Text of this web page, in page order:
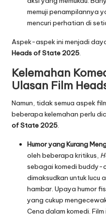
memuji penampilannya
mencuri perhatian di
Aspek-aspek ini menjadi
Heads of State 2025.
Kelemahan
Ulasan Film
Namun, tidak semua aspek
beberapa kelemahan perlu
of State 2025.
Humor yang Kurang
oleh beberapa kritikus,
sebagai komedi
dimaksudkan untuk lucu
hambar. Upaya humor
yang cukup
Cena dalam komedi.